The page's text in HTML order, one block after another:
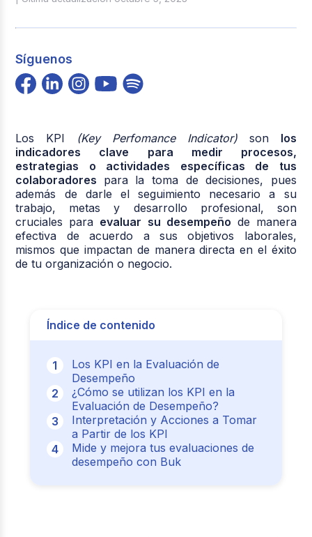
Síguenos
Los KPI (Key Perfomance Indicator)son los
indicadores clave para medir procesos,
estrategias o actividades específicas de tus
colaboradores para la toma de decisiones, pues
además de darle el seguimiento necesario a su
trabajo, metas y desarrollo profesional, son
cruciales para evaluar su desempeño de manera
efectiva de acuerdo a sus objetivos laborales,
mismos que impactan de manera directa en el éxito
de tu organización o negocio.
Índice de contenido
Los KPI en la Evaluación de
Desempeño
¿Cómo se utilizan los KPI en la
Evaluación de Desempeño?
Interpretación y Acciones a Tomar
a Partir de los KPI
Mide y mejora tus evaluaciones de
desempeño con Buk